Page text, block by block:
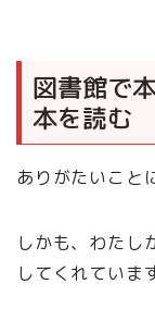
図書館で
本を読む
ありがたいこと
しかも、わたし
してくれていま